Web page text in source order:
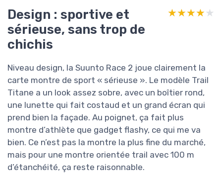
Design : sportive et
sérieuse, sans trop de
chichis
★★★★★
★★★★★
Niveau design, la Suunto Race 2 joue clairement la
carte montre de sport « sérieuse ». Le modèle Trail
Titane a un look assez sobre, avec un boîtier rond,
une lunette qui fait costaud et un grand écran qui
prend bien la façade. Au poignet, ça fait plus
montre d’athlète que gadget flashy, ce qui me va
bien. Ce n’est pas la montre la plus fine du marché,
mais pour une montre orientée trail avec 100 m
d’étanchéité, ça reste raisonnable.